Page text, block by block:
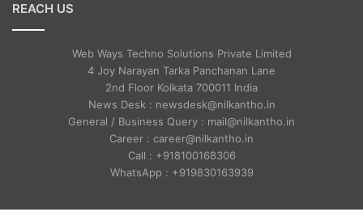
REACH US
Web Ways Techno Solutions Private Limited
4 Joy Narayan Tarka Panchanan Lane
2nd Floor Kolkata 700011 India
News Desk : newsdesk@nilkantho.in
General / Business Query : mail@nilkantho.in
Career : career@nilkantho.in
Call : +918100168306
WhatsApp : +919830163939